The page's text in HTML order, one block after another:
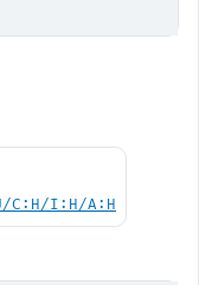
C:H/I:H/A:H